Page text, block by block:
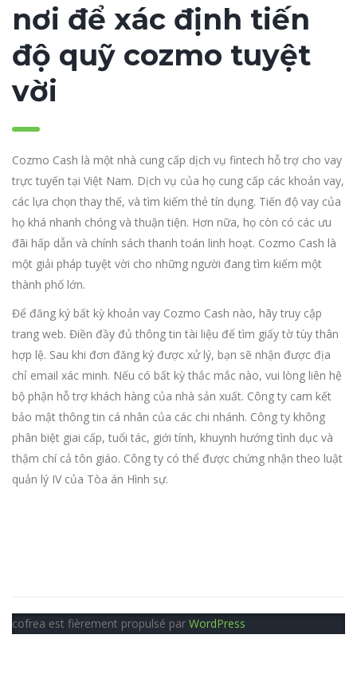
nơi để xác định tiến
độ quỹ cozmo tuyệt
vời
Cozmo Cash là một nhà cung cấp dịch vụ fintech hỗ trợ cho vay
trực tuyến tại Việt Nam. Dịch vụ của họ cung cấp các khoản vay,
các lựa chọn thay thế, và tìm kiếm thẻ tín dụng. Tiến độ vay của
họ khá nhanh chóng và thuận tiện. Hơn nữa, họ còn có các ưu
đãi hấp dẫn và chính sách thanh toán linh hoạt. Cozmo Cash là
một giải pháp tuyệt vời cho những người đang tìm kiếm một
thành phố lớn.
Để đăng ký bất kỳ khoản vay Cozmo Cash nào, hãy truy cập
trang web. Điền đầy đủ thông tin tài liệu để tìm giấy tờ tùy thân
hợp lệ. Sau khi đơn đăng ký được xử lý, bạn sẽ nhận được địa
chỉ email xác minh. Nếu có bất kỳ thắc mắc nào, vui lòng liên hệ
bộ phận hỗ trợ khách hàng của nhà sản xuất. Công ty cam kết
bảo mật thông tin cá nhân của các chi nhánh. Công ty không
phân biệt giai cấp, tuổi tác, giới tính, khuynh hướng tình dục và
thậm chí cả tôn giáo. Công ty có thể được chứng nhận theo luật
quản lý IV ​​của Tòa án Hình sự.
cofrea est fièrement propulsé par WordPress